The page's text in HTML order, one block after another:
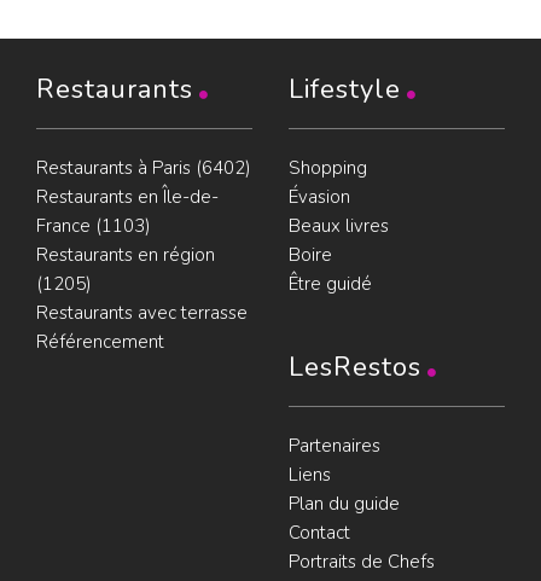
Restaurants
Restaurants à Paris (6402)
Restaurants en Île-de-
France (1103)
Restaurants en région
(1205)
Restaurants avec terrasse
Référencement
Lifestyle
Shopping
Évasion
Beaux livres
Boire
Être guidé
LesRestos
Partenaires
Liens
Plan du guide
Contact
Portraits de Chefs